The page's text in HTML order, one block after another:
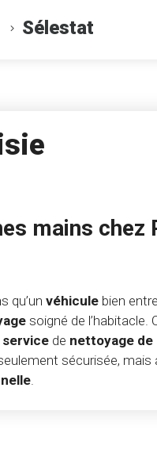
Sélestat
mains chez
qu’un véhicule bien
soigné de l’habitacle.
service de nettoyage
sécurisée, mais
.